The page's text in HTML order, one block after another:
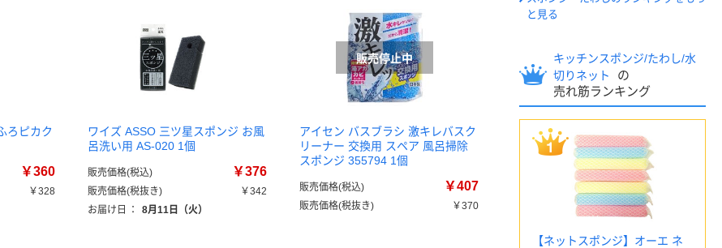
ろピカク
￥360
￥328
ワイズ ASSO 三ツ星スポンジ お風
呂洗い用 AS-020 1個
販売価格(税込) ￥376
販売価格(税抜き)
￥342
お届け日
： 8月11日（火）
アイセン バスブラシ 激キレバスク
リーナー 交換用 スペア 風呂掃除
スポンジ 355794 1個
販売価格(税込) ￥407
販売価格(税抜き) ￥370
と見る
キッチンスポンジ/たわし/水
切りネット
の
売れ筋ランキング
【ネットスポンジ】オーエ ネ